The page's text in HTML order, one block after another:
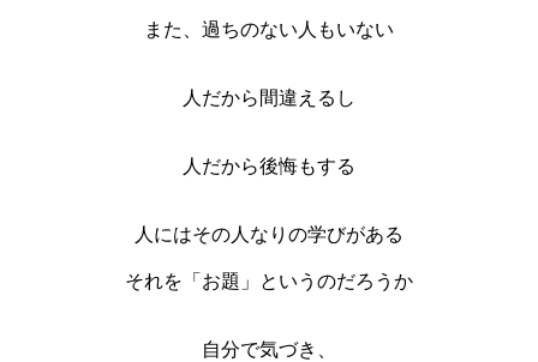
また、過ちのない人もいない
人だから間違えるし
人だから後悔もする
人にはその人なりの学びがある
それを「お題」というのだろうか
自分で気づき、